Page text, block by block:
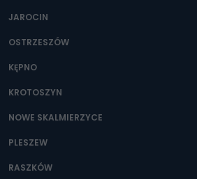
JAROCIN
OSTRZESZÓW
KĘPNO
KROTOSZYN
NOWE SKALMIERZYCE
PLESZEW
RASZKÓW